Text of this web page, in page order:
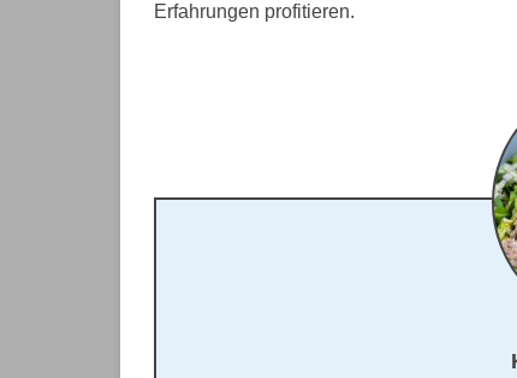
Erfahrungen profitieren.